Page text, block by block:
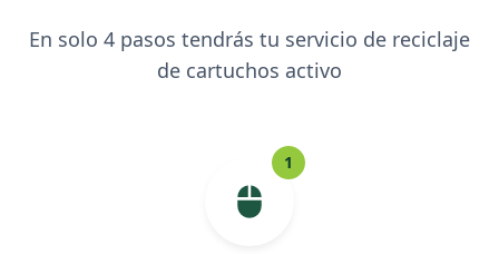
En solo 4 pasos tendrás tu servicio de reciclaje
de cartuchos activo
1